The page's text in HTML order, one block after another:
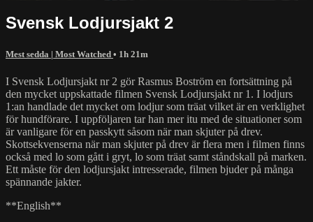
Svensk Lodjursjakt 2
Mest sedda | Most Watched • 1h 21m
I Svensk Lodjursjakt nr 2 gör Rasmus Boström en fortsättning på
den mycket uppskattade filmen Svensk Lodjursjakt nr 1. I lodjurs
1:an handlade det mycket om lodjur som träat vilket är en verklighet
för hundförare. I uppföljaren tar han mer itu med de situationer som
är vanligare för en passkytt såsom när man skjuter på drev.
Skottsekvenserna när man skjuter på drev är flera men i filmen finns
också med lo som gått i gryt, lo som träat samt ståndskall på marken.
Ett måste för den lodjursjakt intresserade, filmen bjuder på många
spännande jakter.
**English**